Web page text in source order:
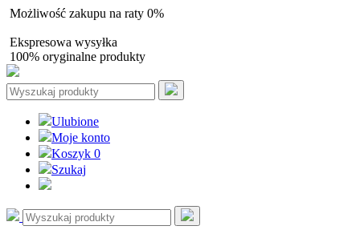
Możliwość zakupu na raty 0%
Ekspresowa wysyłka
100% oryginalne produkty
Ulubione
Moje konto
Koszyk 0
Szukaj